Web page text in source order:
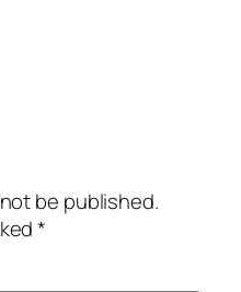
be published.
*